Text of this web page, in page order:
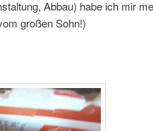
Abbau) habe ich mir
großen Sohn!)